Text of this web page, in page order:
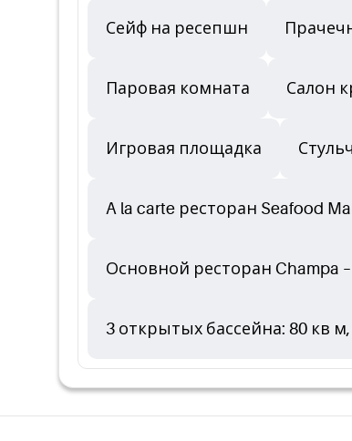
Сейф на ресепшн
Паровая комната Салон
Игровая площадка
A la carte ресторан Seafood
Основной ресторан Champa
3 открытых бассейна: 80 кв